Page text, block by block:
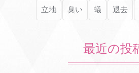
立地 臭い 蟻 退去
最近の投